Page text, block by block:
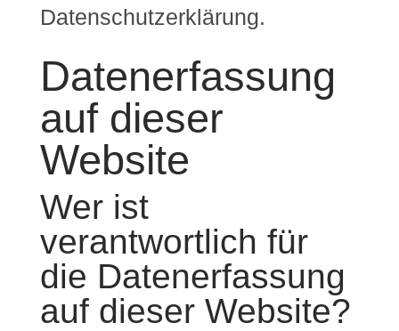
Datenschutzerklärung.
Datenerfassung
auf dieser
Website
Wer ist
verantwortlich für
die Datenerfassung
auf dieser Website?